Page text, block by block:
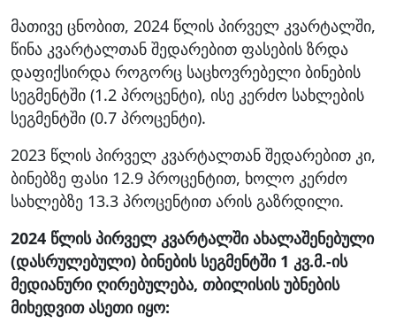
მათივე ცნობით, 2024 წლის პირველ კვარტალში,
წინა კვარტალთან შედარებით ფასების ზრდა
დაფიქსირდა როგორც საცხოვრებელი ბინების
სეგმენტში (1.2 პროცენტი), ისე კერძო სახლების
სეგმენტში (0.7 პროცენტი).
2023 წლის პირველ კვარტალთან შედარებით კი,
ბინებზე ფასი 12.9 პროცენტით, ხოლო კერძო
სახლებზე 13.3 პროცენტით არის გაზრდილი.
2024 წლის პირველ კვარტალში ახალაშენებული
(დასრულებული) ბინების სეგმენტში 1 კვ.მ.-ის
მედიანური ღირებულება, თბილისის უბნების
მიხედვით ასეთი იყო: